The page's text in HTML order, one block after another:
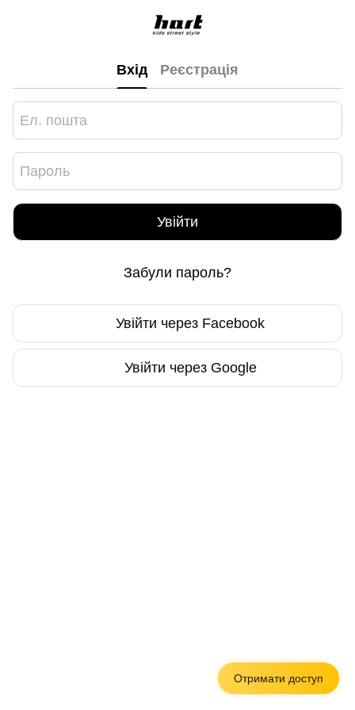
Вхід Реєстрація
Увійти
Забули пароль?
Увійти через Facebook
Увійти через Google
Отримати доступ